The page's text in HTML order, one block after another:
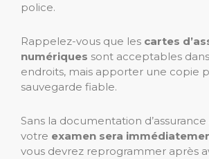
police.
Rappelez-vous que les cartes
numériques sont acceptables
endroits, mais apporter une copie
sauvegarde fiable.
Sans la documentation
votre examen sera
vous devrez reprogrammer après